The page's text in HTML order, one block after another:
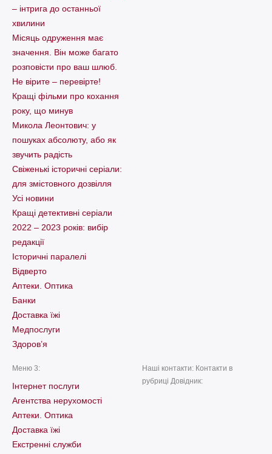
– інтрига до останньої
хвилини
Місяць одруження має
значення. Він може багато
розповісти про ваш шлюб.
Не вірите – перевірте!
Кращі фільми про кохання
року, що минув
Микола Леонтович: у
пошуках абсолюту, або як
звучить радість
Свіженькі історичні серіали:
для змістовного дозвілля
Усі новини
Кращі детективні серіали
2022 – 2023 років: вибір
редакції
Історичні паралелі
Відверто
Аптеки. Оптика
Банки
Доставка їжі
Медпослуги
Здоров’я
Меню 3:
Інтернет послуги
Агентства нерухомості
Аптеки. Оптика
Доставка їжі
Екстренні служби
Наші контакти: Контакти в
рубриці Довідник: